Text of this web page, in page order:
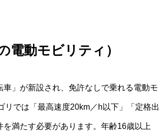
電動モビリティ）
」が新設され、免許なしで乗れる電動モ
リでは「最高速度20km／h以下」「定格出
満たす必要があります。年齢16歳以上